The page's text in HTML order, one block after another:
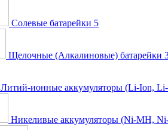
Солевые батарейки 5
Щелочные (Алкалиновые) батарейки
Литий-ионные аккумуляторы (Li-Ion,
Никеливые аккумуляторы (Ni-MH,